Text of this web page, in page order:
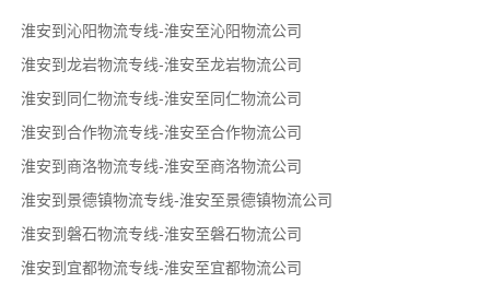
淮安到沁阳物流专线-淮安至沁阳物流公司
淮安到龙岩物流专线-淮安至龙岩物流公司
淮安到同仁物流专线-淮安至同仁物流公司
淮安到合作物流专线-淮安至合作物流公司
淮安到商洛物流专线-淮安至商洛物流公司
淮安到景德镇物流专线-淮安至景德镇物流公司
淮安到磐石物流专线-淮安至磐石物流公司
淮安到宜都物流专线-淮安至宜都物流公司